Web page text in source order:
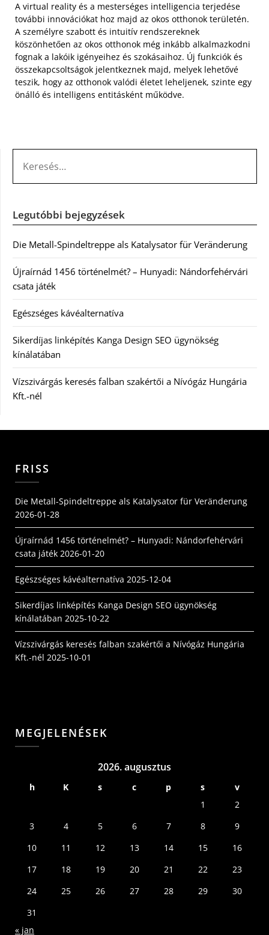
A virtual reality és a mesterséges intelligencia terjedése
további innovációkat hoz majd az okos otthonok területén.
A személyre szabott és intuitív rendszereknek
köszönhetően az okos otthonok még inkább alkalmazkodni
fognak a lakóik igényeihez és szokásaihoz. Új funkciók és
összekapcsoltságok jelentkeznek majd, melyek lehetővé
teszik, hogy az otthonok valódi életet leheljenek, szinte egy
önálló és intelligens entitásként működve.
Legutóbbi bejegyzések
Die Metall-Spindeltreppe als Katalysator für Veränderung
Újraírnád 1456 történelmét? – Hunyadi: Nándorfehérvári
csata játék
Egészséges kávéalternatíva
Sikerdíjas linképítés Kanga Design SEO ügynökség
kínálatában
Vízszivárgás keresés falban szakértői a Nívógáz Hungária
Kft.-nél
FRISS
Die Metall-Spindeltreppe als Katalysator für Veränderung
2026-01-28
Újraírnád 1456 történelmét? – Hunyadi: Nándorfehérvári
csata játék 2026-01-20
Egészséges kávéalternatíva 2025-12-04
Sikerdíjas linképítés Kanga Design SEO ügynökség
kínálatában 2025-10-22
Vízszivárgás keresés falban szakértői a Nívógáz Hungária
Kft.-nél 2025-10-01
MEGJELENÉSEK
2026. augusztus
h K s c p s
v
1
2
3
4 5 6 7 8
9
10
11 12 13 14 15
16
17
18 19 20 21 22
23
24
25 26 27 28 29
30
31
« jan